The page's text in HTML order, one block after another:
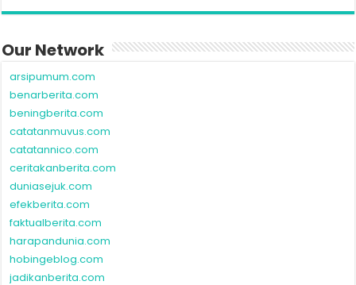
Our Network
arsipumum.com
benarberita.com
beningberita.com
catatanmuvus.com
catatannico.com
ceritakanberita.com
duniasejuk.com
efekberita.com
faktualberita.com
harapandunia.com
hobingeblog.com
jadikanberita.com